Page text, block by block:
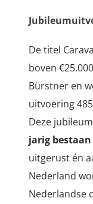
De titel
boven
Bürstner en
uitvoering
Deze
jarig bestaan
uitgerust én
Nederland
Nederlandse